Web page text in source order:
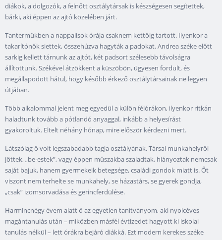
diákok, a dolgozók, a felnőtt osztálytársak is készségesen segítettek,
bárki, aki éppen az ajtó közelében járt.
Tantermükben a nappalisok órája csaknem kettőig tartott. Ilyenkor a
takarítónők siettek, összehúzva hagyták a padokat. Andrea széke előtt
sarkig kellett tárnunk az ajtót, két padsort szélesebb távolságra
állítottunk. Székével átzökkent a küszöbön, ügyesen fordult, és
megállapodott hátul, hogy később érkező osztálytársainak ne legyen
útjában.
Több alkalommal jelent meg egyedül a külön félórákon, ilyenkor ritkán
haladtunk tovább a pótlandó anyaggal, inkább a helyesírást
gyakoroltuk. Eltelt néhány hónap, mire először kérdezni mert.
Látszólag ő volt legszabadabb tagja osztályának. Társai munkahelyről
jöttek, „be-estek”, vagy éppen műszakba szaladtak, hiányoztak nemcsak
saját bajuk, hanem gyermekeik betegsége, családi gondok miatt is. Őt
viszont nem terhelte se munkahely, se házastárs, se gyerek gondja,
„csak” izomsorvadása és gerincferdülése.
Harmincnégy évem alatt ő az egyetlen tanítványom, aki nyolcéves
magántanulás után – miközben másfél évtizedet hagyott ki iskolai
tanulás nélkül – lett órákra bejáró diákká. Ezt modern kerekes széke